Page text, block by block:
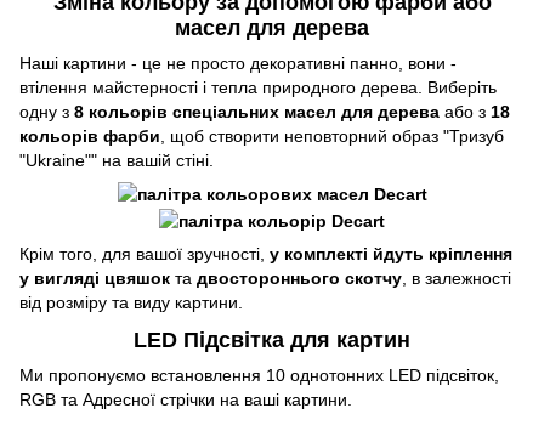
масел для дерева
Наші картини - це не просто декоративні панно, вони -
втілення майстерності і тепла природного дерева. Виберіть
одну з 8 кольорів спеціальних масел для дерева або з 18
кольорів фарби , щоб створити неповторний образ "Тризуб
"Ukraine"" на вашій стіні.
Крім того, для вашої зручності, у комплекті йдуть кріплення
у вигляді цвяшок та двостороннього скотчу , в залежності
від розміру та виду картини.
LED Підсвітка для картин
Ми пропонуємо встановлення 10 однотонних LED підсвіток,
RGB та Адресної стрічки на ваші картини.